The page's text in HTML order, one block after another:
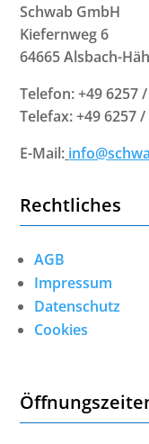
Schwab GmbH
Kiefernweg 6
64665 Alsbach-
Telefon: +49 6257
Telefax: +49 6257
E-Mail:
Rechtliches
AGB
Impressum
Datenschutz
Cookies